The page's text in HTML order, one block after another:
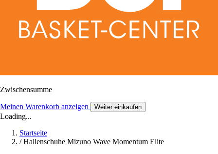
Zwischensumme
Meinen Warenkorb anzeigen Weiter einkaufen
Loading...
Startseite
/ Hallenschuhe Mizuno Wave Momentum Elite